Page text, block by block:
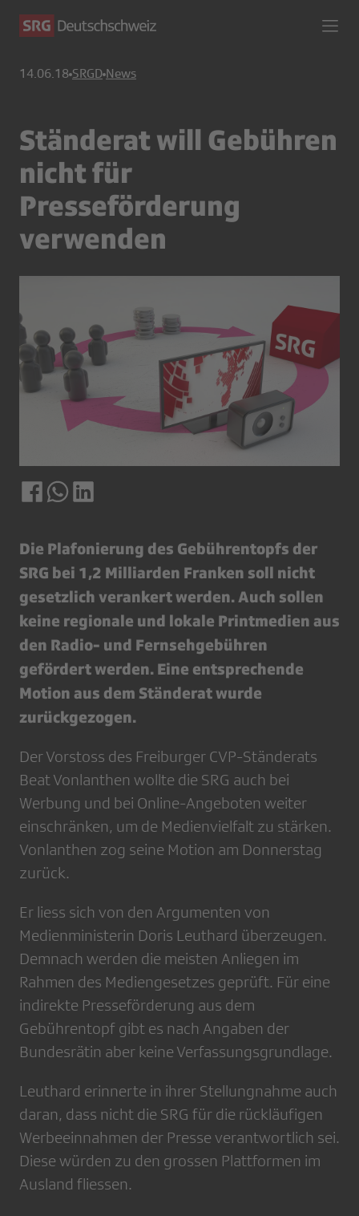
14.06.18 SRGD News
Ständerat will Gebühren
nicht für
Presseförderung
verwenden
Die Plafonierung des Gebührentopfs der
SRG bei 1,2 Milliarden Franken soll nicht
gesetzlich verankert werden. Auch sollen
keine regionale und lokale Printmedien aus
den Radio- und Fernsehgebühren
gefördert werden. Eine entsprechende
Motion aus dem Ständerat wurde
zurückgezogen.
Der Vorstoss des Freiburger CVP-Ständerats
Beat Vonlanthen wollte die SRG auch bei
Werbung und bei Online-Angeboten weiter
einschränken, um de Medienvielfalt zu stärken.
Vonlanthen zog seine Motion am Donnerstag
zurück.
Er liess sich von den Argumenten von
Medienministerin Doris Leuthard überzeugen.
Demnach werden die meisten Anliegen im
Rahmen des Mediengesetzes geprüft. Für eine
indirekte Presseförderung aus dem
Gebührentopf gibt es nach Angaben der
Bundesrätin aber keine Verfassungsgrundlage.
Leuthard erinnerte in ihrer Stellungnahme auch
daran, dass nicht die SRG für die rückläufigen
Werbeeinnahmen der Presse verantwortlich sei.
Diese würden zu den grossen Plattformen im
Ausland fliessen.